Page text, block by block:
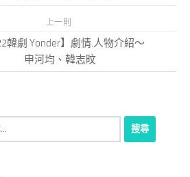
上一則
韓劇 Yonder】劇情.人物介紹～
申河均、韓志旼